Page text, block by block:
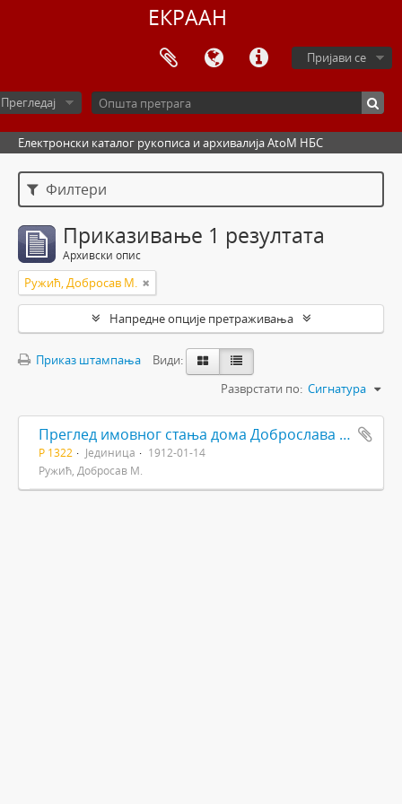
ЕКРААН
Пријави се
Прегледај
Електронски каталог рукописа и архивалија AtoM НБС
Филтери
Приказивање 1 резултата
Архивски опис
Ружић, Добросав М.
Напредне опције претраживања
Приказ штампања
Види:
Разврстати по: Сигнатура
Преглед имовног стања дома Доброслава и Олге Ружића
Р 1322 Јединица
1912-01-14
Ружић, Добросав М.